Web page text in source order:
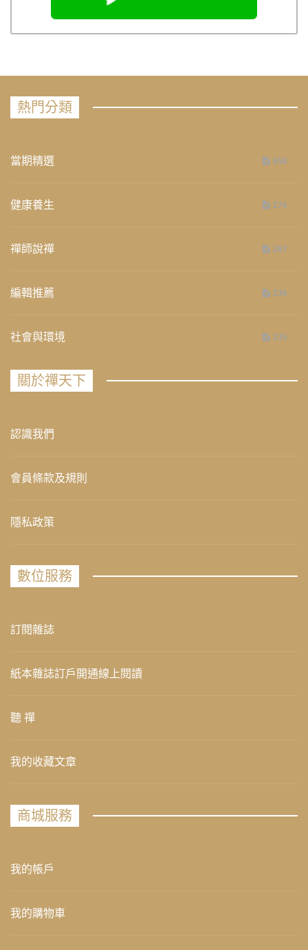
熱門分類
當期精選 658
健康養生 276
禪師說禪 267
編輯推薦 236
社會與環境 235
關於禪天下
認識我們
會員條款及規則
隱私政策
數位服務
訂閱雜誌
紙本雜誌訂戶開通線上閱讀
聽 禪
我的收藏文章
商城服務
我的帳戶
我的購物車